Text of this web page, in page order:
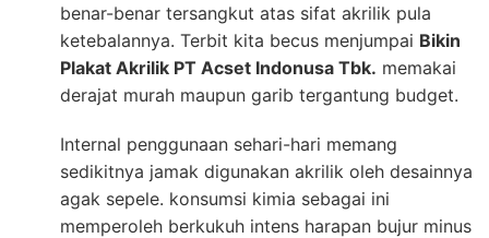
benar-benar tersangkut atas sifat akrilik pula
ketebalannya. Terbit kita becus menjumpai Bikin
Plakat Akrilik PT Acset Indonusa Tbk. memakai
derajat murah maupun garib tergantung budget.
Internal penggunaan sehari-hari memang
sedikitnya jamak digunakan akrilik oleh desainnya
agak sepele. konsumsi kimia sebagai ini
memperoleh berkukuh intens harapan bujur minus